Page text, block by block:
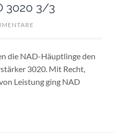
3020 3/3
die NAD-Häuptlinge den
3020. Mit Recht,
Leistung ging NAD